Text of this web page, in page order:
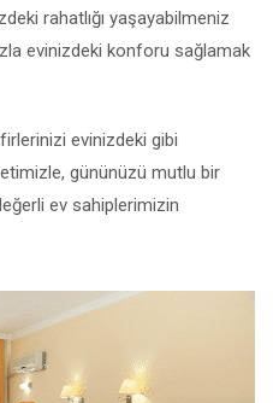
rahatlığı yaşayabilmeniz
evinizdeki konforu sağlamak
evinizdeki gibi
gününüzü mutlu bir
ev sahiplerimizin